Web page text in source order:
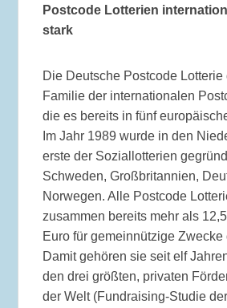
Postcode Lotterien
stark
Die Deutsche Postcode Lotterie
Familie der internationalen
die es bereits in fünf
Im Jahr 1989 wurde in den
erste der Soziallotterien
Schweden, Großbritannien,
Norwegen. Alle Postcode
zusammen bereits mehr als
Euro für gemeinnützige Zwecke
Damit gehören sie seit elf
den drei größten, privaten
der Welt (Fundraising-Studie